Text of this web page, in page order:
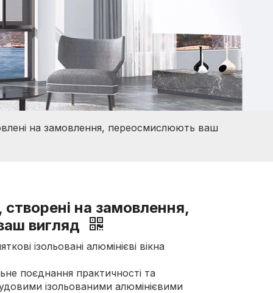
на замовлення, переосмислюють ваш
створені на замовлення,
вигляд
ізольовані алюмінієві вікна
поєднання практичності та
ізольованими алюмінієвими